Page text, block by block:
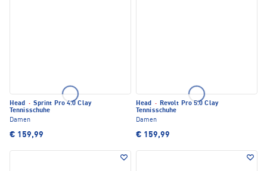
Head · Sprint Pro 4.0 Clay
Tennisschuhe
Damen
€ 159,99
Head · Revolt Pro 5.0 Clay
Tennisschuhe
Damen
€ 159,99